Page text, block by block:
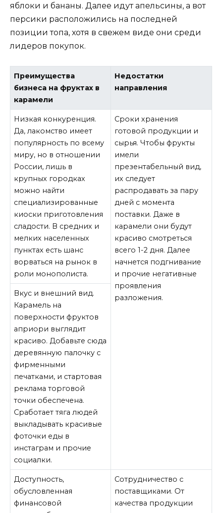
яблоки и бананы. Далее идут апельсины, а вот
персики расположились на последней
позиции топа, хотя в свежем виде они среди
лидеров покупок.
Преимущества
бизнеса на фруктах в
карамели
Недостатки
направления
Низкая конкуренция.
Да, лакомство имеет
популярность по всему
миру, но в отношении
России, лишь в
крупных городках
можно найти
специализированные
киоски приготовления
сладости. В средних и
мелких населенных
пунктах есть шанс
ворваться на рынок в
роли монополиста.
Сроки хранения
готовой продукции и
сырья. Чтобы фрукты
имели
презентабельный вид,
их следует
распродавать за пару
дней с момента
поставки. Даже в
карамели они будут
красиво смотреться
всего 1-2 дня. Далее
начнется подгнивание
и прочие негативные
проявления
разложения.
Вкус и внешний вид.
Карамель на
поверхности фруктов
априори выглядит
красиво. Добавьте сюда
деревянную палочку с
фирменными
печатками, и стартовая
реклама торговой
точки обеспечена.
Сработает тяга людей
выкладывать красивые
фоточки еды в
инстаграм и прочие
социалки.
Доступность,
обусловленная
финансовой
Сотрудничество с
поставщиками. От
качества продукции